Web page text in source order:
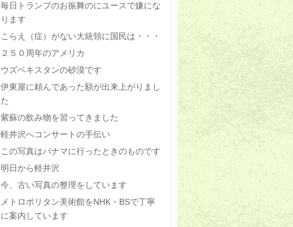
毎日トランプのお振舞のにユースで嫌にな
ります
こらえ（症）がない大統領に国民は・・・
２５０周年のアメリカ
ウズベキスタンの砂漠です
伊東屋に頼んであった額が出来上がりまし
た
紫蘇の飲み物を習ってきました
軽井沢へコンサートの手伝い
この写真はパナマに行ったときのものです
明日から軽井沢
今、古い写真の整理をしています
メトロポリタン美術館をNHK・BSで丁寧
に案内しています